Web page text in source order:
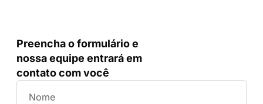
Preencha o formulário e
nossa equipe entrará em
contato com você